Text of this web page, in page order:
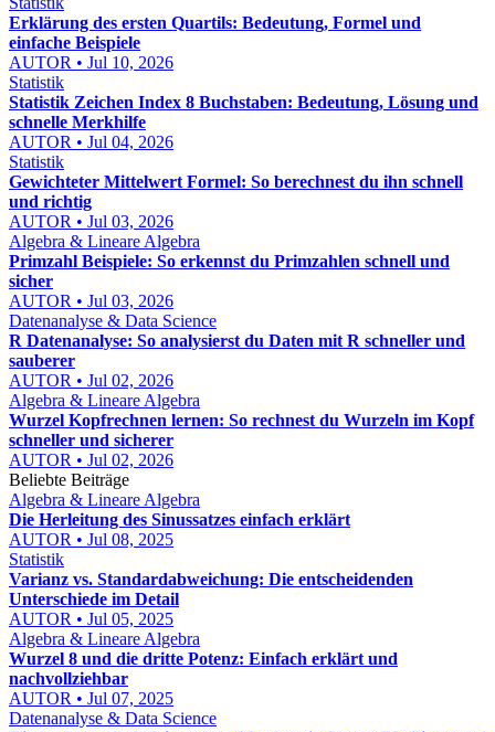
Erklärung des ersten Quartils: Bedeutung, Formel und
einfache Beispiele
AUTOR • Jul 10, 2026
Statistik
Statistik Zeichen Index 8 Buchstaben: Bedeutung, Lösung und
schnelle Merkhilfe
AUTOR • Jul 04, 2026
Statistik
Gewichteter Mittelwert Formel: So berechnest du ihn schnell
und richtig
AUTOR • Jul 03, 2026
Algebra & Lineare Algebra
Primzahl Beispiele: So erkennst du Primzahlen schnell und
sicher
AUTOR • Jul 03, 2026
Datenanalyse & Data Science
R Datenanalyse: So analysierst du Daten mit R schneller und
sauberer
AUTOR • Jul 02, 2026
Algebra & Lineare Algebra
Wurzel Kopfrechnen lernen: So rechnest du Wurzeln im Kopf
schneller und sicherer
AUTOR • Jul 02, 2026
Beliebte Beiträge
Algebra & Lineare Algebra
Die Herleitung des Sinussatzes einfach erklärt
AUTOR • Jul 08, 2025
Statistik
Varianz vs. Standardabweichung: Die entscheidenden
Unterschiede im Detail
AUTOR • Jul 05, 2025
Algebra & Lineare Algebra
Wurzel 8 und die dritte Potenz: Einfach erklärt und
nachvollziehbar
AUTOR • Jul 07, 2025
Datenanalyse & Data Science